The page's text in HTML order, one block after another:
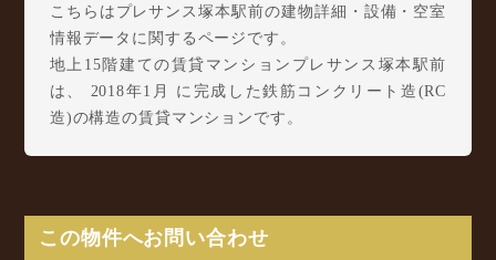
こちらはプレサンス塚本駅前の建物詳細・設備・空室
情報データに関するページです。
地上15階建ての賃貸マンションプレサンス塚本駅前
は、 2018年1月 に完成した鉄筋コンクリート造(RC
造)の構造の賃貸マンションです。
クセスが可能となっております。
プレサンス塚本駅前の最新の空室状況のご確認をはじ
この物件へお問い合わせ